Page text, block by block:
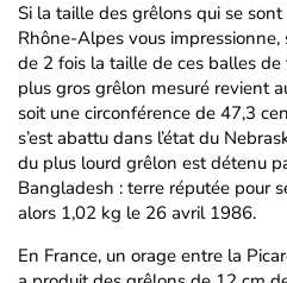
Si la taille des grêlons qui se
Rhône-Alpes vous
de 2 fois la taille de ces balles
plus gros grêlon mesuré revient
soit une circonférence de 47,3
s’est abattu dans l’état du
du plus lourd grêlon est détenu
Bangladesh : terre réputée pour
alors 1,02 kg le 26 avril 1986.
En France, un orage entre la